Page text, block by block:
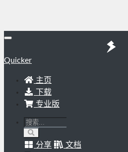
Quicker
主页
下载
专业版
分享
文档